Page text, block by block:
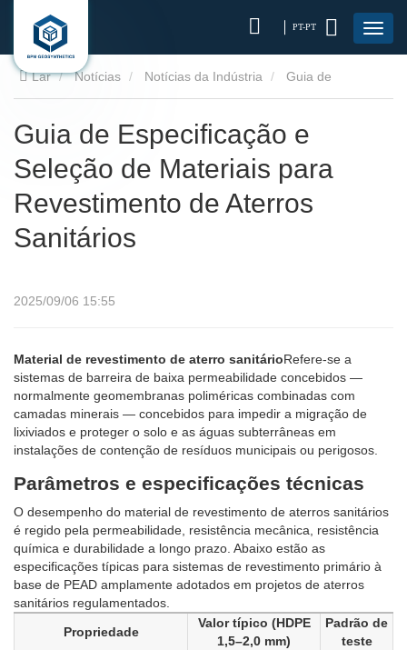
PT-PT
Lar Notícias Notícias da Indústria
Aterros Sanitários
Guia de Especificação e
Seleção de Materiais para
Revestimento de Aterros
Sanitários
2025/09/06 15:55
Material de revestimento de aterro sanitárioRefere-se a
sistemas de barreira de baixa permeabilidade concebidos —
normalmente geomembranas poliméricas combinadas com
camadas minerais — concebidos para impedir a migração de
lixiviados e proteger o solo e as águas subterrâneas em
instalações de contenção de resíduos municipais ou perigosos.
Parâmetros e especificações técnicas
O desempenho do material de revestimento de aterros sanitários
é regido pela permeabilidade, resistência mecânica, resistência
química e durabilidade a longo prazo. Abaixo estão as
especificações típicas para sistemas de revestimento primário à
base de PEAD amplamente adotados em projetos de aterros
sanitários regulamentados.
Propriedade
Valor típico (HDPE
1,5–2,0 mm)
Padrão de
teste